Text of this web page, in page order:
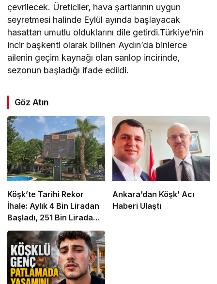
çevrilecek. Üreticiler, hava şartlarının uygun
seyretmesi halinde Eylül ayında başlayacak
hasattan umutlu olduklarını dile getirdi.Türkiye’nin
incir başkenti olarak bilinen Aydın’da binlerce
ailenin geçim kaynağı olan sarılop incirinde,
sezonun başladığı ifade edildi.
Göz Atın
Köşk’te Tarihi Rekor
İhale: Aylık 4 Bin Liradan
Başladı, 251 Bin Lirada
Bitti
Ankara’dan Köşk’ Acı
Haberi Ulaştı